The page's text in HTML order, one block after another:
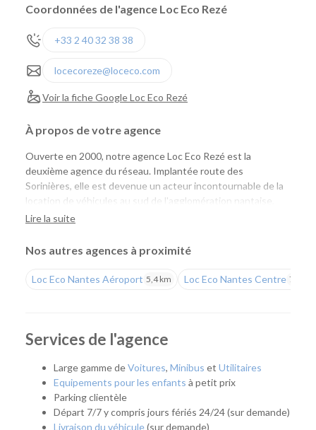
Coordonnées de l'agence Loc Eco Rezé
+33 2 40 32 38 38
locecoreze@loceco.com
Voir la fiche Google Loc Eco Rezé
À propos de votre agence
Ouverte en 2000, notre agence Loc Eco Rezé est la
deuxième agence du réseau. Implantée route des
Sorinières, elle est devenue un acteur incontournable de la
location de véhicules au sud de l'agglomération nantaise,
aussi bien pour les particuliers que pour les professionnels.
professionnels
Que vous prépariez un déplacement professionnel, un
quelques jours ou plusieurs mois, notre agence vous
accompagne avec une solution adaptée. Elle répond
entreprises grâce à une offre complète de location courte,
moyenne et longue durée.
Facilement accessible depuis le périphérique nantais et
Lire la suite
Nos autres agences à proximité
Loc Eco Nantes Aéroport 5,4 km Loc Eco Nantes Centre 7,7 km
Services de l'agence
Large gamme deVoitures, Minibus et Utilitaires
Equipements pour les enfants à petit prix
Parking clientèle
Départ 7/7 y compris jours fériés 24/24 (sur demande)
Livraison du véhicule(sur demande)